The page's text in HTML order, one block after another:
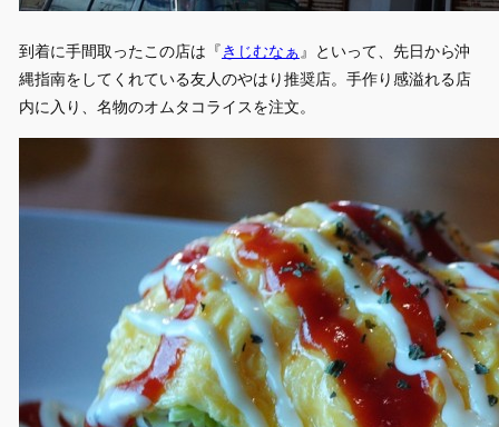
到着に手間取ったこの店は『きじむなぁ 』といって、先日から沖
縄指南をしてくれている友人のやはり推奨店。手作り感溢れる店
内に入り、名物のオムタコライスを注文。